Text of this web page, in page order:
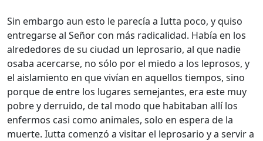
Sin embargo aun esto le parecía a Iutta poco, y quiso
entregarse al Señor con más radicalidad. Había en los
alrededores de su ciudad un leprosario, al que nadie
osaba acercarse, no sólo por el miedo a los leprosos, y
el aislamiento en que vivían en aquellos tiempos, sino
porque de entre los lugares semejantes, era este muy
pobre y derruido, de tal modo que habitaban allí los
enfermos casi como animales, solo en espera de la
muerte. Iutta comenzó a visitar el leprosario y a servir a